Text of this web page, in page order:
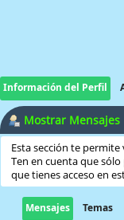
Información del Perfil
Mostrar Mensajes
Esta sección te
Ten en cuenta que
que tienes acceso en
Mensajes Temas